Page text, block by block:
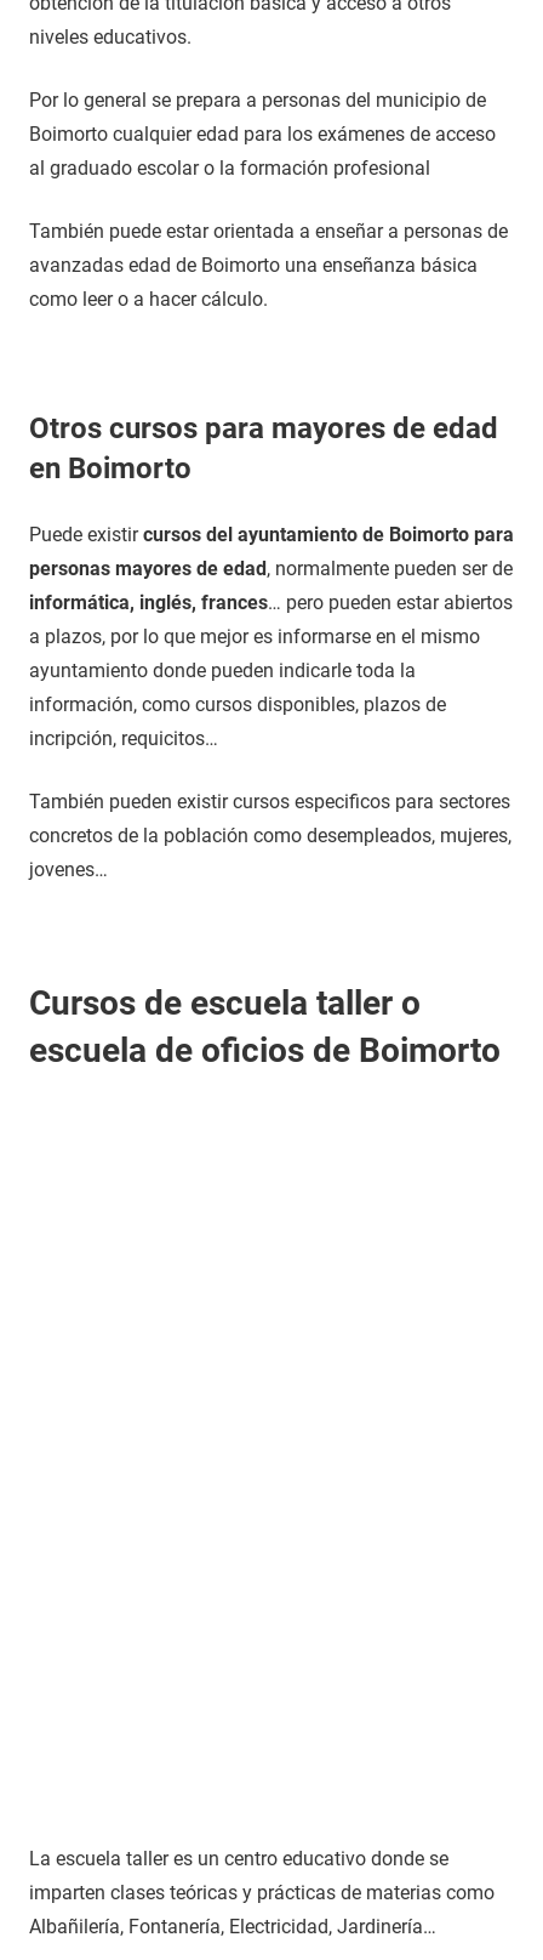
niveles educativos.
Por lo general se prepara a personas del municipio de
Boimorto cualquier edad para los exámenes de acceso
al graduado escolar o la formación profesional
También puede estar orientada a enseñar a personas de
avanzadas edad de Boimorto una enseñanza básica
como leer o a hacer cálculo.
Otros cursos para mayores de edad
en Boimorto
Puede existircursos del ayuntamiento de Boimorto para
personas mayores de edad, normalmente pueden ser de
informática, inglés, frances… pero pueden estar abiertos
a plazos, por lo que mejor es informarse en el mismo
ayuntamiento donde pueden indicarle toda la
información, como cursos disponibles, plazos de
incripción, requicitos…
También pueden existir cursos especificos para sectores
concretos de la población como desempleados, mujeres,
jovenes…
Cursos de escuela taller o
escuela de oficios de Boimorto
La escuela taller es un centro educativo donde se
imparten clases teóricas y prácticas de materias como
Albañilería, Fontanería, Electricidad, Jardinería…